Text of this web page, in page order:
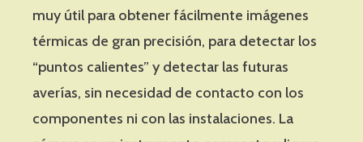
muy útil para obtener fácilmente imágenes
térmicas de gran precisión, para detectar los
“puntos calientes” y detectar las futuras
averías, sin necesidad de contacto con los
componentes ni con las instalaciones. La